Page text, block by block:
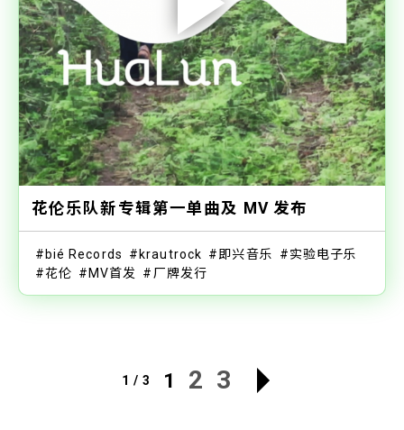
花伦乐队新专辑第一单曲及 MV 发布
bié Records krautrock 即兴音乐
实验电子乐
花伦
MV首发 厂牌发行
1 / 3 1 2 3